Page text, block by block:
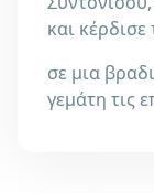
και
σε μια
γεμάτη τις